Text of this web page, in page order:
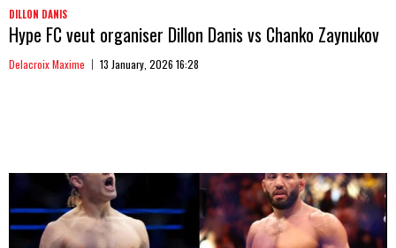
DILLON DANIS
Hype FC veut organiser Dillon Danis vs Chanko Zaynukov
Delacroix Maxime 13 January, 2026 16:28